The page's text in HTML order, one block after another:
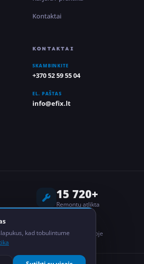
Kontaktai
KONTAKTAI
SKAMBINKITE
+370 52 59 55 04
EL. PAŠTAS
info@efix.lt
15 720+
Remontų atlikta
Salonai Lietuvoje
kad tobulintume